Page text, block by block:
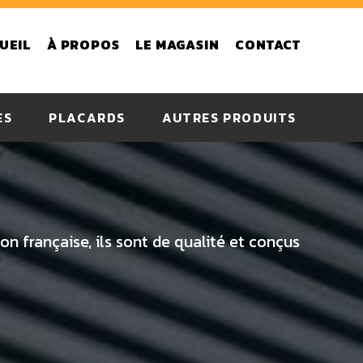
À PROPOS LE MAGASIN CONTACT
PVC
Aluminium
Bois
Acier
PLACARDS AUTRES PRODUITS
française, ils sont de qualité et conçus